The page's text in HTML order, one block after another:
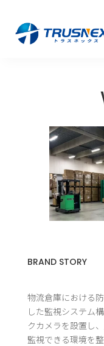
BRAND STORY
物流倉庫における
した監視システム
クカメラを設置し
監視できる環境を